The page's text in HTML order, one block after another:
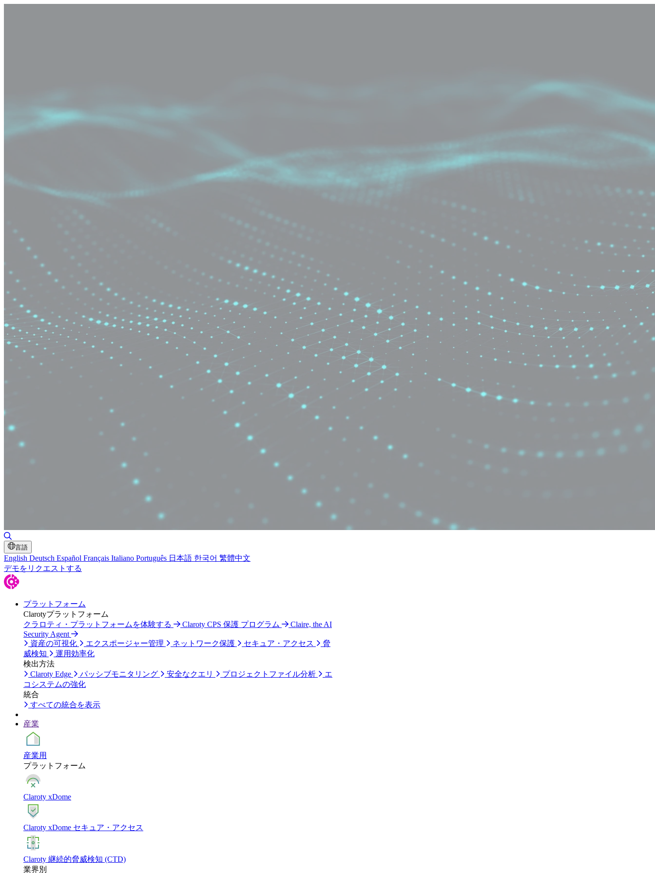
言語
English Deutsch Español Français Italiano Português 日本語 한국어 繁體中文
デモをリクエストする
プラットフォーム
Clarotyプラットフォーム
クラロティ・プラットフォームを体験する
Claroty CPS 保護 プログラム
Claire, the AI
Security Agent
資産の可視化
エクスポージャー管理 ネットワーク保護 セキュア・アクセス
脅
威検知
運用効率化
検出方法
Claroty Edge
パッシブモニタリング 安全なクエリ プロジェクトファイル分析
エ
コシステムの強化
統合
すべての統合を表示
産業
産業用
プラットフォーム
Claroty xDome
Claroty xDome セキュア・アクセス
Claroty 継続的脅威検知 (CTD)
業界別